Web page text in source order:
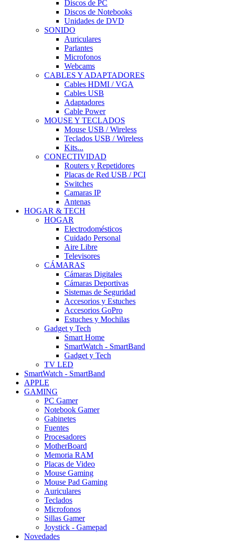
Discos de PC
Discos de Notebooks
Unidades de DVD
SONIDO
Auriculares
Parlantes
Microfonos
Webcams
CABLES Y ADAPTADORES
Cables HDMI / VGA
Cables USB
Adaptadores
Cable Power
MOUSE Y TECLADOS
Mouse USB / Wireless
Teclados USB / Wireless
Kits...
CONECTIVIDAD
Routers y Repetidores
Placas de Red USB / PCI
Switches
Camaras IP
Antenas
HOGAR & TECH
HOGAR
Electrodomésticos
Cuidado Personal
Aire Libre
Televisores
CÁMARAS
Cámaras Digitales
Cámaras Deportivas
Sistemas de Seguridad
Accesorios y Estuches
Accesorios GoPro
Estuches y Mochilas
Gadget y Tech
Smart Home
SmartWatch - SmartBand
Gadget y Tech
TV LED
SmartWatch - SmartBand
APPLE
GAMING
PC Gamer
Notebook Gamer
Gabinetes
Fuentes
Procesadores
MotherBoard
Memoria RAM
Placas de Video
Mouse Gaming
Mouse Pad Gaming
Auriculares
Teclados
Microfonos
Sillas Gamer
Joystick - Gamepad
Novedades